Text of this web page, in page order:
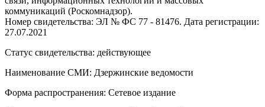
коммуникаций (Роскомнадзор).
Номер свидетельства: ЭЛ № ФС 77 - 81476. Дата регистрации:
27.07.2021
Статус свидетельства: действующее
Наименование СМИ: Дзержинские ведомости
Форма распространения: Сетевое издание